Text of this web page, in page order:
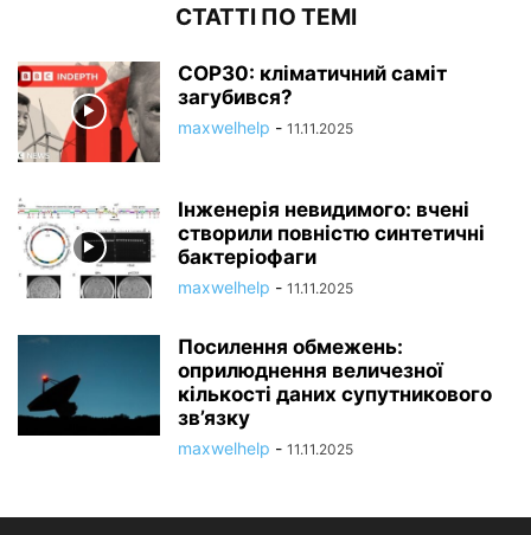
СТАТТІ ПО ТЕМІ
COP30: кліматичний саміт
загубився?
maxwelhelp - 11.11.2025
Інженерія невидимого: вчені
створили повністю синтетичні
бактеріофаги
maxwelhelp - 11.11.2025
Посилення обмежень:
оприлюднення величезної
кількості даних супутникового
зв’язку
maxwelhelp - 11.11.2025